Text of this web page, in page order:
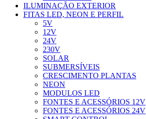
ILUMINAÇÃO EXTERIOR
FITAS LED, NEON E PERFIL
5V
12V
24V
230V
SOLAR
SUBMERSÍVEIS
CRESCIMENTO PLANTAS
NEON
MODULOS LED
FONTES E ACESSÓRIOS 12V
FONTES E ACESSÓRIOS 24V